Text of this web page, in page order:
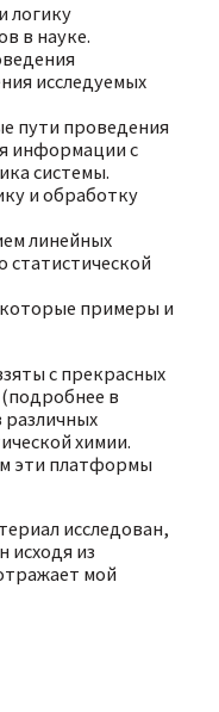
логику
в науке.
исследуемых
пути проведения
информации с
системы.
и обработку
линейных
статистической
примеры и
с прекрасных
(подробнее в
различных
химии.
эти платформы
исследован,
исходя из
мой